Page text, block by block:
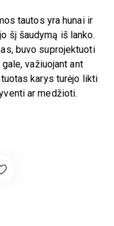
tautos yra hunai ir
šį šaudymą iš lanko.
buvo suprojektuoti
važiuojant ant
karys turėjo likti
ar medžioti.